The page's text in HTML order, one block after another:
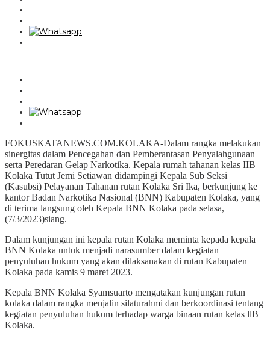
FOKUSKATANEWS.COM.KOLAKA-Dalam rangka melakukan
sinergitas dalam Pencegahan dan Pemberantasan Penyalahgunaan
serta Peredaran Gelap Narkotika. Kepala rumah tahanan kelas IIB
Kolaka Tutut Jemi Setiawan didampingi Kepala Sub Seksi
(Kasubsi) Pelayanan Tahanan rutan Kolaka Sri Ika, berkunjung ke
kantor Badan Narkotika Nasional (BNN) Kabupaten Kolaka, yang
di terima langsung oleh Kepala BNN Kolaka pada selasa,
(7/3/2023)siang.
Dalam kunjungan ini kepala rutan Kolaka meminta kepada kepala
BNN Kolaka untuk menjadi narasumber dalam kegiatan
penyuluhan hukum yang akan dilaksanakan di rutan Kabupaten
Kolaka pada kamis 9 maret 2023.
Kepala BNN Kolaka Syamsuarto mengatakan kunjungan rutan
kolaka dalam rangka menjalin silaturahmi dan berkoordinasi tentang
kegiatan penyuluhan hukum terhadap warga binaan rutan kelas llB
Kolaka.